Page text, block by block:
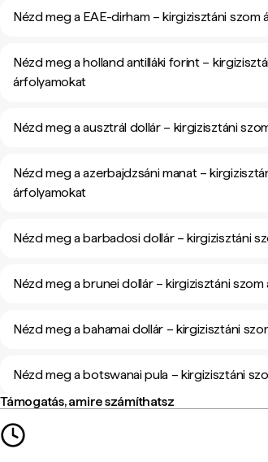
Nézd meg a EAE-dirham – kirgizisztáni szom
Nézd meg a holland antilláki forint –
árfolyamokat
Nézd meg a ausztrál dollár – kirgizisztáni
Nézd meg a azerbajdzsáni manat –
árfolyamokat
Nézd meg a barbadosi dollár – kirgizisztáni
Nézd meg a brunei dollár – kirgizisztáni
Nézd meg a bahamai dollár – kirgizisztáni
Nézd meg a botswanai pula – kirgizisztáni
Támogatás, amire számíthatsz